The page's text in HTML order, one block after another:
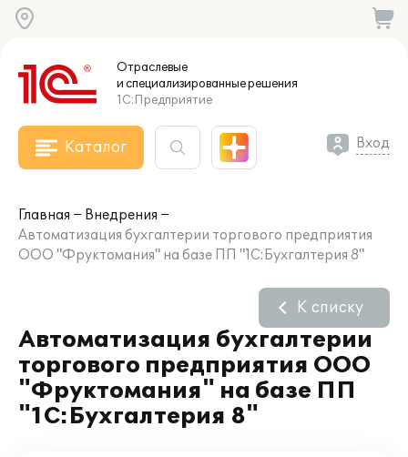
Отраслевые
и специализированныерешения
1С:Предприятие
Каталог Вход
Главная
Внедрения
Автоматизация бухгалтерии торгового предприятия
ООО "Фруктомания" на базе ПП "1С:Бухгалтерия 8"
Автоматизация бухгалтерии
торгового предприятия ООО
"Фруктомания" на базе ПП
"1С:Бухгалтерия 8"
К списку